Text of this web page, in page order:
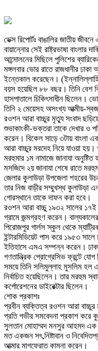
ডেক্স রিপোর্টঃ বাঙালির জাতীয়
বায়ান্নোর সেই রাষ্ট্রভাষা বাংলার
আন্দোলনের মিছিলে পুলিশের
মঙ্গলবার ভোর রাতে রাজধানীর
ইন্তেকাল করেছেন।
বয়স হয়েছিল ৮৮ বছর। তিনি বেশ
হাসপাতালে চিকিৎসাধীন ছিলেন।
তিনি ২ মেয়েসহ অসংখ্য আত্মীয়-
রওশন আরা বাচ্চুর মৃত্যু সংবাদ
শুভাকাংকী-ভক্তরা তাকে দেখার ও
করেন। বিকেল সাড়ে ৩টায় বাংলা
আরা বাচ্চুর মরদেহ নিয়ে যাওয়া
মরহুমার ১ম নামাজে জানাযা
মসজিদে ২য় জানাযা শেষে রাতে
জেলার কুলাউড়া উপজেলা শহরের
তার নিজ বাড়ীর সম্মুখস্থ কুলাউড়া
গোরস্থানে তাকে দাফন করা হবে।
রওশন আরা বাচ্চু ১৯৩২ সালের ১৭ই
গ্রামে জন্মগ্রহণ করেন।
পিরোজপুর গার্লস স্কুল থেকে
ইন্টারমিডিয়েট পাস করে ১৯৫৩ সালে
ইতিহাসে এমএ সম্পন্ন করেন।
গণতান্ত্রিক প্রোগ্রেসিভ ফ্রন্টে
সময়ে তিনি সলিমুল্লাহ মুসলিম হল
নির্বাচিত হয়েছিলেন। তার মরহুম
কর্পোরেশনের ডাইরেক্টার ছিলেন।
শোক প্রকাশঃ
প্রবীন ব্যক্তিত্ব রওশন আরা
প্রতি গভীর সমবেদনা প্রকাশ করে
সুলতান মোহাম্মদ মনসুর আহমদ এক
মত একজন সৎ,নিষ্টাবান ও
আত্মার মাগফেরাত কামনা করেন।